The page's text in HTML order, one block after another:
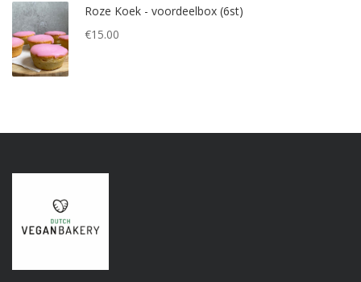
Roze Koek - voordeelbox (6st)
€15.00